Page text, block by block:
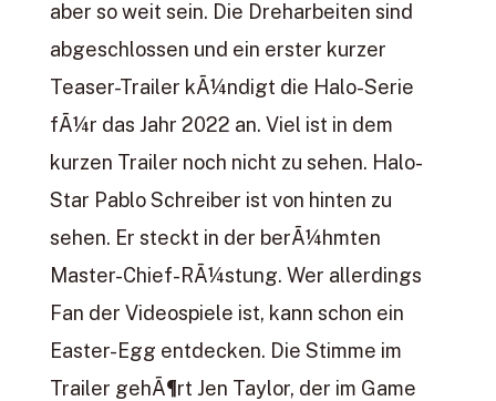
aber so weit sein. Die Dreharbeiten sind
abgeschlossen und ein erster kurzer
Teaser-Trailer kÃ¼ndigt die Halo-Serie
fÃ¼r das Jahr 2022 an. Viel ist in dem
kurzen Trailer noch nicht zu sehen. Halo-
Star Pablo Schreiber ist von hinten zu
sehen. Er steckt in der berÃ¼hmten
Master-Chief-RÃ¼stung. Wer allerdings
Fan der Videospiele ist, kann schon ein
Easter-Egg entdecken. Die Stimme im
Trailer gehÃ¶rt Jen Taylor, der im Game